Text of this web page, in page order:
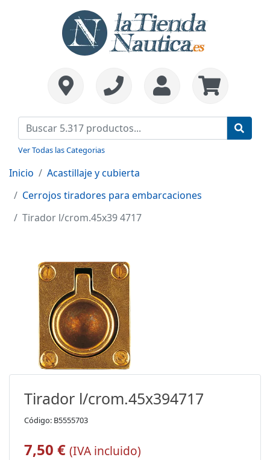
Ver Todas las Categorias
Inicio
Acastillaje y cubierta
Cerrojos tiradores para embarcaciones
Tirador l/crom.45x39 4717
Tirador l/crom.45x394717
Código: B5555703
7,50 € (IVA incluido)